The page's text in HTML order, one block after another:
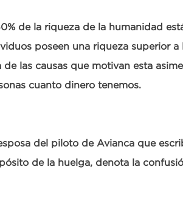
de la riqueza de la humanidad
poseen una riqueza superior
de las causas que motivan esta
cuanto dinero tenemos.
del piloto de Avianca que
de la huelga, denota la